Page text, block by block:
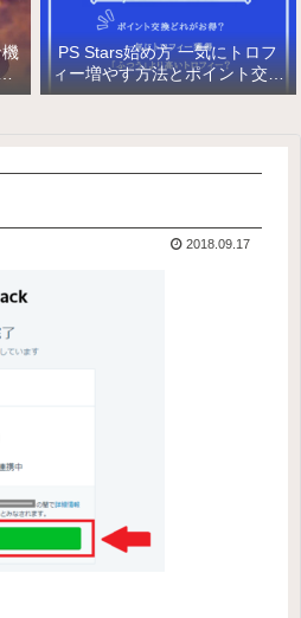
PS Stars始め方 一気にトロフ
ィー増やす方法とポイント交換
【PlayStation Stars】
2018.09.17